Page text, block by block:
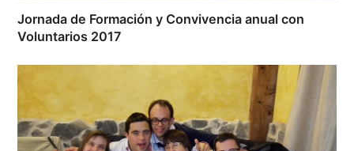
Jornada de Formación y Convivencia anual con
Voluntarios 2017